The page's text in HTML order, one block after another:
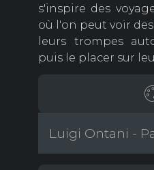
s'inspire des
où l'on peut voir
leurs trompes
puis le placer sur
Luigi Ontani -